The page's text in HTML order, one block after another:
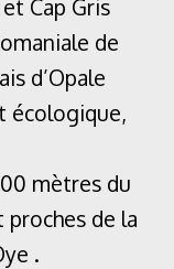
Cap Gris
de
d’Opale
écologique,
mètres du
de la
.